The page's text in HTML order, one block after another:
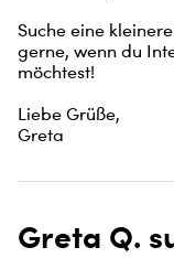
Suche eine
gerne, wenn du
möchtest!
Liebe Grüße,
Greta
Greta Q.